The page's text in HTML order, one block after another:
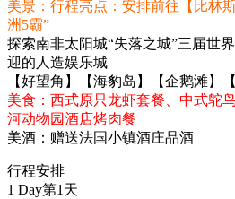
美景：行程亮点：安排前往【比林
洲5霸”
探索南非太阳城“失落之城”三届世
迎的人造娱乐城
【好望角】【海豹岛】【企鹅滩】
美食：西式原只龙虾套餐、中式鸵
河动物园酒店烤肉餐
美酒：赠送法国小镇酒庄品酒
行程安排
1 Day第1天